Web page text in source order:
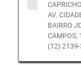
AV.
BAIRRO
CAMPOS,
(12)